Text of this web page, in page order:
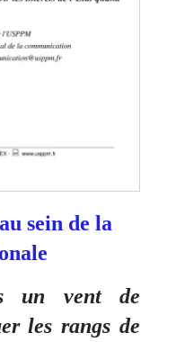
sein de la
un vent de
les rangs de